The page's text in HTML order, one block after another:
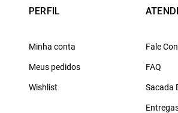
PERFIL
Minha conta
Meus pedidos
Wishlist
Fale
FAQ
Sacada